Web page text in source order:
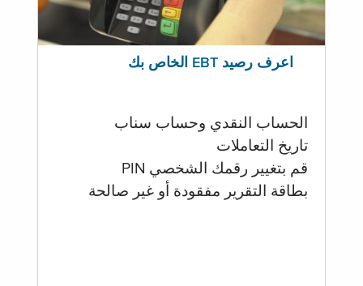
اعرف رصيد EBT الخاص بك
الحساب النقدي وحساب سناب
تاريخ التعاملات
قم بتغيير رقمك الشخصي PIN
بطاقة التقرير مفقودة أو غير صالحة